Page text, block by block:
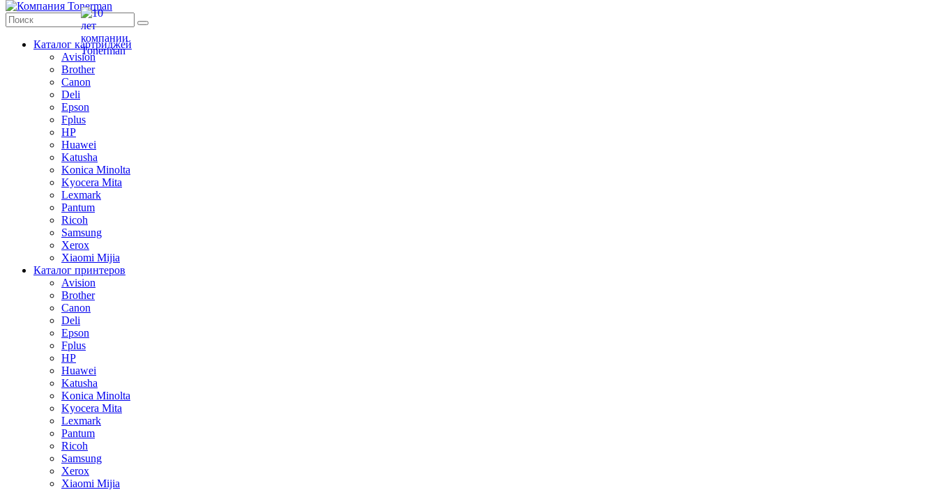
Каталог картриджей
Avision
Brother
Canon
Deli
Epson
Fplus
HP
Huawei
Katusha
Konica Minolta
Kyocera Mita
Lexmark
Pantum
Ricoh
Samsung
Xerox
Xiaomi Mijia
Каталог принтеров
Avision
Brother
Canon
Deli
Epson
Fplus
HP
Huawei
Katusha
Konica Minolta
Kyocera Mita
Lexmark
Pantum
Ricoh
Samsung
Xerox
Xiaomi Mijia